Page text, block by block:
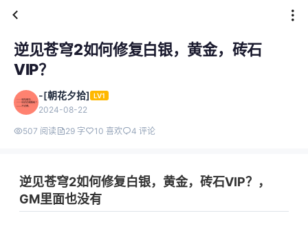
逆见苍穹2如何修复白银，黄金，砖石
VIP？
-[朝花夕拾] LV1
2024-08-22
507 阅读 29 字 10 喜欢 4 评论
逆见苍穹2如何修复白银，黄金，砖石VIP？，
GM里面也没有